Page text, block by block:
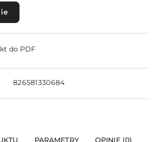
do PDF
826581330684
PARAMETRY OPINIE (0)